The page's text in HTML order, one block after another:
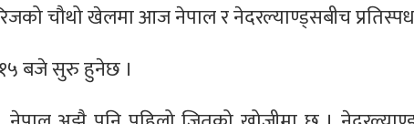
चौथो खेलमा आज नेपाल र नेदरल्याण्ड्सबीच
बजे सुरु हुनेछ ।